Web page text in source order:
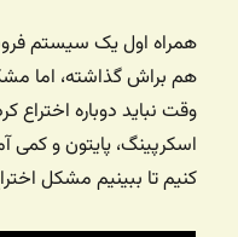
همراه اول یک سیستم
هم براش گذاشته، اما
وقت نباید دوباره اختراع
اسکرپینگ، پایتون و کمی
کنیم تا ببینیم مشکل